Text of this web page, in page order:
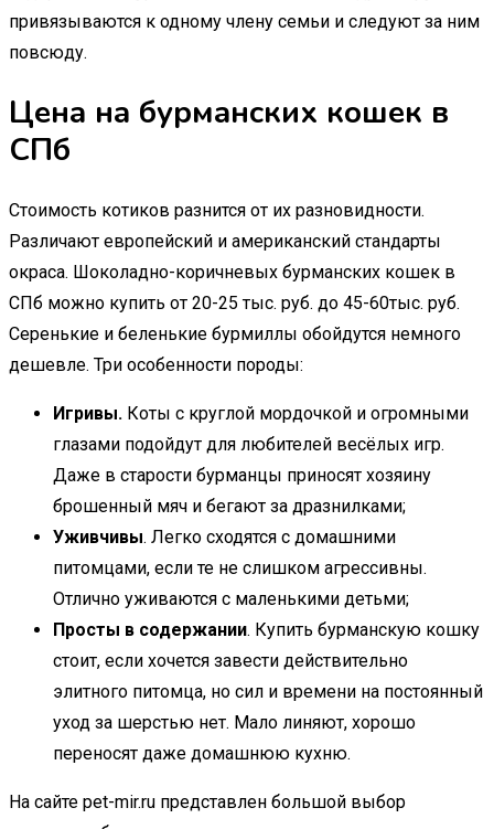
привязываются к одному члену семьи и следуют за ним
повсюду.
Цена на бурманских кошек в
СПб
Стоимость котиков разнится от их разновидности.
Различают европейский и американский стандарты
окраса. Шоколадно-коричневых бурманских кошек в
СПб можно купить от 20-25 тыс. руб. до 45-60тыс. руб.
Серенькие и беленькие бурмиллы обойдутся немного
дешевле. Три особенности породы:
Игривы. Коты с круглой мордочкой и огромными
глазами подойдут для любителей весёлых игр.
Даже в старости бурманцы приносят хозяину
брошенный мяч и бегают за дразнилками;
Уживчивы. Легко сходятся с домашними
питомцами, если те не слишком агрессивны.
Отлично уживаются с маленькими детьми;
Просты в содержании. Купить бурманскую кошку
стоит, если хочется завести действительно
элитного питомца, но сил и времени на постоянный
уход за шерстью нет. Мало линяют, хорошо
переносят даже домашнюю кухню.
На сайте pet-mir.ru представлен большой выбор